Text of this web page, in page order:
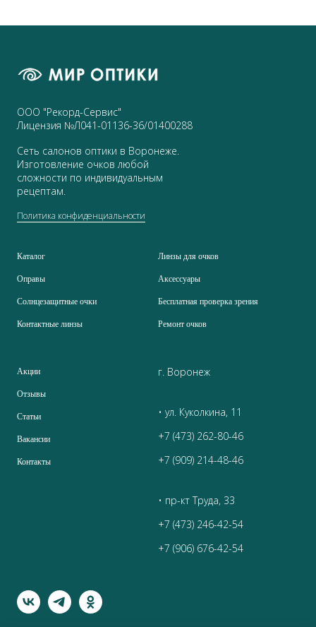
ООО "Рекорд-Сервис"
Лицензия №Л041-01136-36/01400288
Сеть салонов оптики в Воронеже.
Изготовление очков любой
сложности по индивидуальным
рецептам.
Политика конфиденциальности
Каталог
Оправы
Солнцезащитные очки
Контактные линзы
Линзы для очков
Аксессуары
Бесплатная проверка зрения
Ремонт очков
Акции
Отзывы
Статьи
Вакансии
Контакты
г. Воронеж
• ул. Куколкина, 11
+7 (473) 262-80-46
+7 (909) 214-48-46
• пр-кт Труда, 33
+7 (473) 246-42-54
+7 (906) 676-42-54